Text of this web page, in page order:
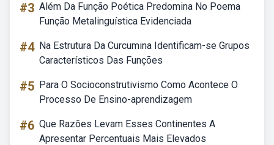
#3 Além Da Função Poética Predomina No Poema
Função Metalinguística Evidenciada
#4 Na Estrutura Da Curcumina Identificam-se Grupos
Característicos Das Funções
#5 Para O Socioconstrutivismo Como Acontece O
Processo De Ensino-aprendizagem
#6 Que Razões Levam Esses Continentes A
Apresentar Percentuais Mais Elevados